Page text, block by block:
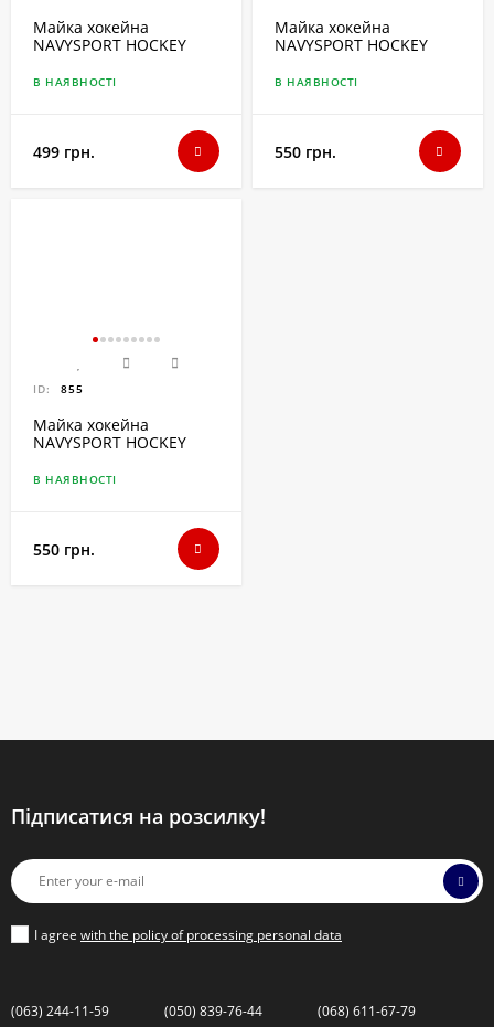
Майка хокейна
NAVYSPORT HOCKEY
В НАЯВНОСТІ
499 грн.
Майка хокейна
NAVYSPORT HOCKEY
В НАЯВНОСТІ
550 грн.
ID: 855
Майка хокейна
NAVYSPORT HOCKEY
В НАЯВНОСТІ
550 грн.
Підписатися на розсилку!
I agree with the policy of processing personal data
(063) 244-11-59 (050) 839-76-44 (068) 611-67-79